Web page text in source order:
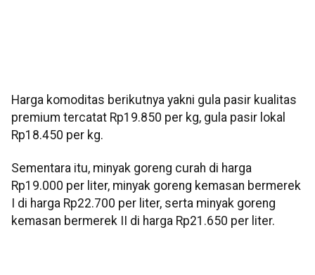
Harga komoditas berikutnya yakni gula pasir kualitas
premium tercatat Rp19.850 per kg, gula pasir lokal
Rp18.450 per kg.
Sementara itu, minyak goreng curah di harga
Rp19.000 per liter, minyak goreng kemasan bermerek
I di harga Rp22.700 per liter, serta minyak goreng
kemasan bermerek II di harga Rp21.650 per liter.